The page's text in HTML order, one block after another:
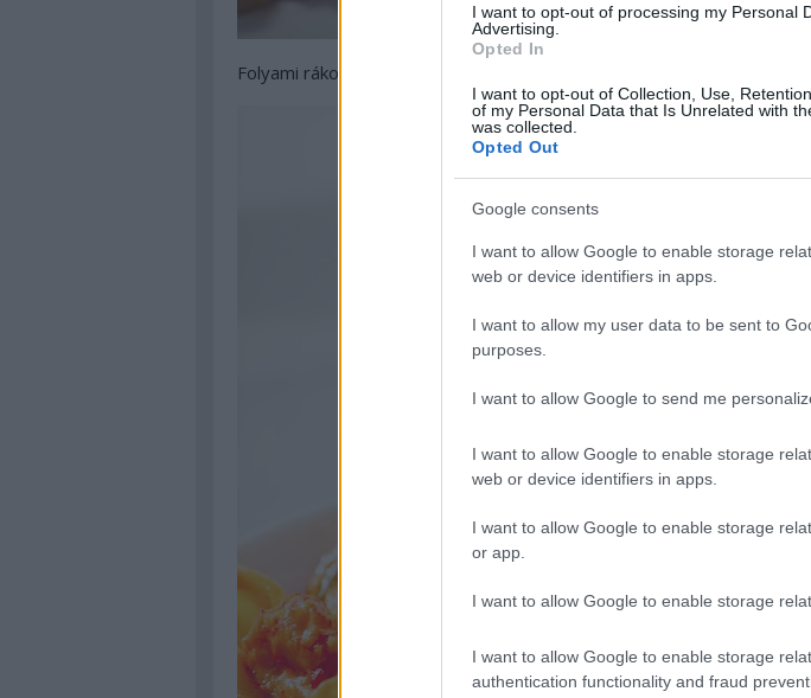
I want to opt-out of processing my Personal
Advertising.
Opted In
I want to opt-out of Collection, Use,
of my Personal Data that Is Unrelated with
was collected.
Opted Out
Google consents
I want to allow Google to enable storage
web or device identifiers in apps.
I want to allow my user data to be sent to
purposes.
I want to allow Google to send me
I want to allow Google to enable storage
web or device identifiers in apps.
I want to allow Google to enable storage
or app.
I want to allow Google to enable storage
I want to allow Google to enable storage
authentication functionality and fraud
Folyami rákos tészta nantua szósszal: